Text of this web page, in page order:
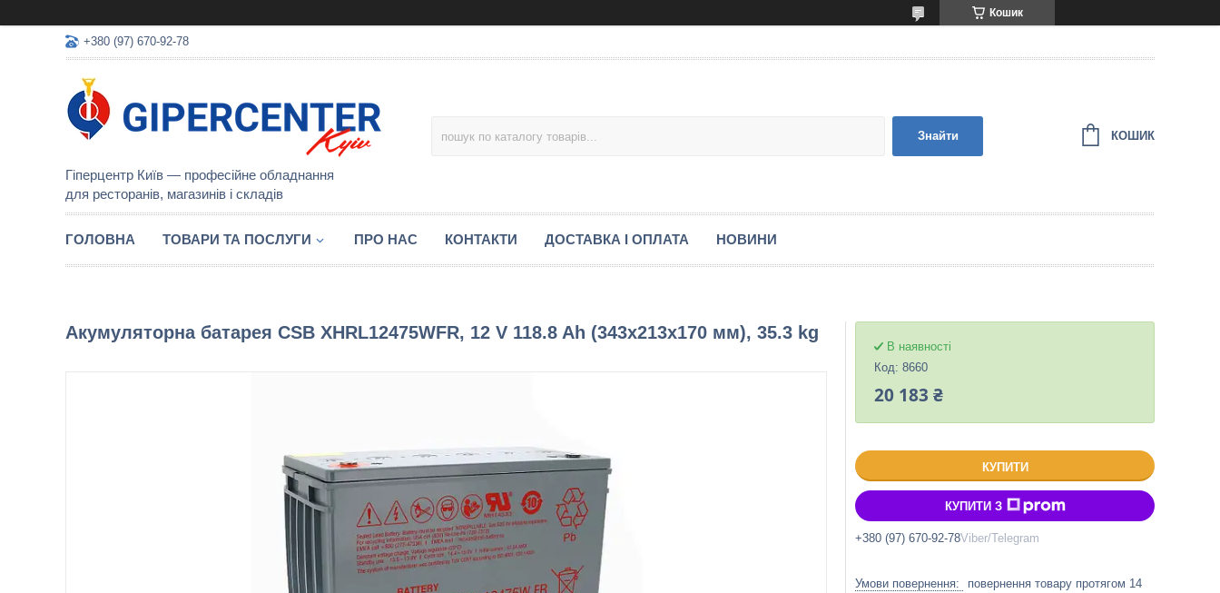
Кошик
+380 (97) 670-92-78
Гіперцентр Київ — професійне обладнання
для ресторанів, магазинів і складів
Знайти КОШИК
ГОЛОВНА ТОВАРИ ТА ПОСЛУГИ ПРО НАС КОНТАКТИ ДОСТАВКА І ОПЛАТА НОВИНИ
Акумуляторна батарея CSB XHRL12475WFR, 12 V 118.8 Ah (343х213х170 мм), 35.3 kg
В наявності
Код: 8660
20 183 ₴
КУПИТИ
КУПИТИ З
+380 (97) 670-92-78Viber/Telegram
повернення товару протягом 14